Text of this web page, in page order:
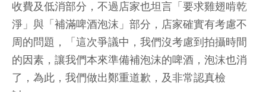
收費及低消部分，不過店家也坦言「要求雞翅啃乾
淨」與「補滿啤酒泡沫」部分，店家確實有考慮不
周的問題，「這次爭議中，我們沒考慮到拍攝時間
的因素，讓我們本來準備補泡沫的啤酒，泡沫也消
了，為此，我們做出鄭重道歉，及非常認真檢